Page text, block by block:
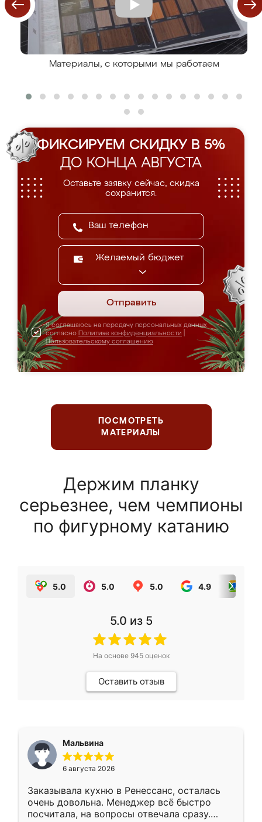
Материалы, с которыми мы работаем
ФИКСИРУЕМ СКИДКУ В 5%
ДО КОНЦА АВГУСТА
Оставьте заявку сейчас, скидка
сохранится.
Желаемый бюджет
Отправить
Я соглашаюсь на передачу персональных данных
согласно Политике конфиденциальности
Пользовательскому соглашению
ПОСМОТРЕТЬ
МАТЕРИАЛЫ
Держим планку
серьезнее, чем чемпионы
по фигурному катанию
5.0 5.0 5.0 4.9
5.0 из 5
На основе 945оценок
Оставить отзыв
Мальвина
6 августа 2026
Заказывала кухню в Ренессанс, осталась
очень довольна. Менеджер всё быстро
посчитала, на вопросы отвечала сразу.